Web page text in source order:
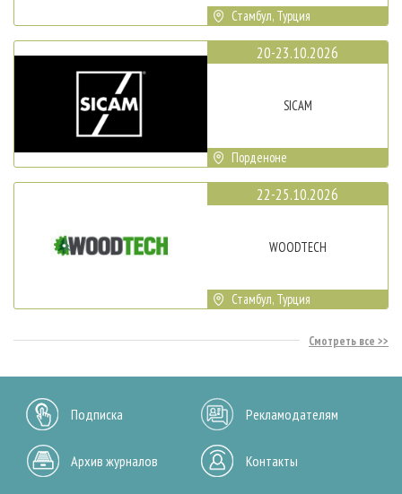
Стамбул, Турция
20-23.10.2026
SICAM
Порденоне
22-25.10.2026
WOODTECH
Стамбул, Турция
Смотреть все
Подписка Рекламодателям
Архив журналов Контакты